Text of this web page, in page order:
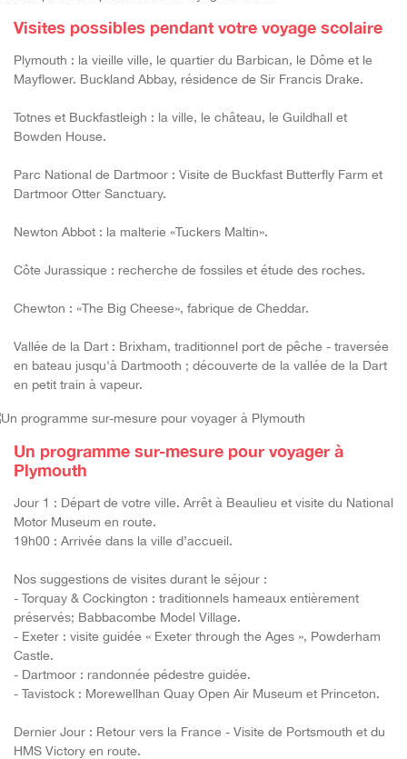
Visites possibles pendant votre voyage scolaire
Plymouth : la vieille ville, le quartier du Barbican, le Dôme et le
Mayflower. Buckland Abbay, résidence de Sir Francis Drake.
Totnes et Buckfastleigh : la ville, le château, le Guildhall et
Bowden House.
Parc National de Dartmoor : Visite de Buckfast Butterfly Farm et
Dartmoor Otter Sanctuary.
Newton Abbot : la malterie «Tuckers Maltin».
Côte Jurassique : recherche de fossiles et étude des roches.
Chewton : «The Big Cheese», fabrique de Cheddar.
Vallée de la Dart : Brixham, traditionnel port de pêche - traversée
en bateau jusqu'à Dartmooth ; découverte de la vallée de la Dart
en petit train à vapeur.
Un programme sur-mesure pour voyager à
Plymouth
Jour 1 : Départ de votre ville. Arrêt à Beaulieu et visite du National
Motor Museum en route.
19h00 : Arrivée dans la ville d’accueil.
Nos suggestions de visites durant le séjour :
- Torquay & Cockington : traditionnels hameaux entièrement
préservés; Babbacombe Model Village.
- Exeter : visite guidée « Exeter through the Ages », Powderham
Castle.
- Dartmoor : randonnée pédestre guidée.
- Tavistock : Morewellhan Quay Open Air Museum et Princeton.
Dernier Jour : Retour vers la France - Visite de Portsmouth et du
HMS Victory en route.